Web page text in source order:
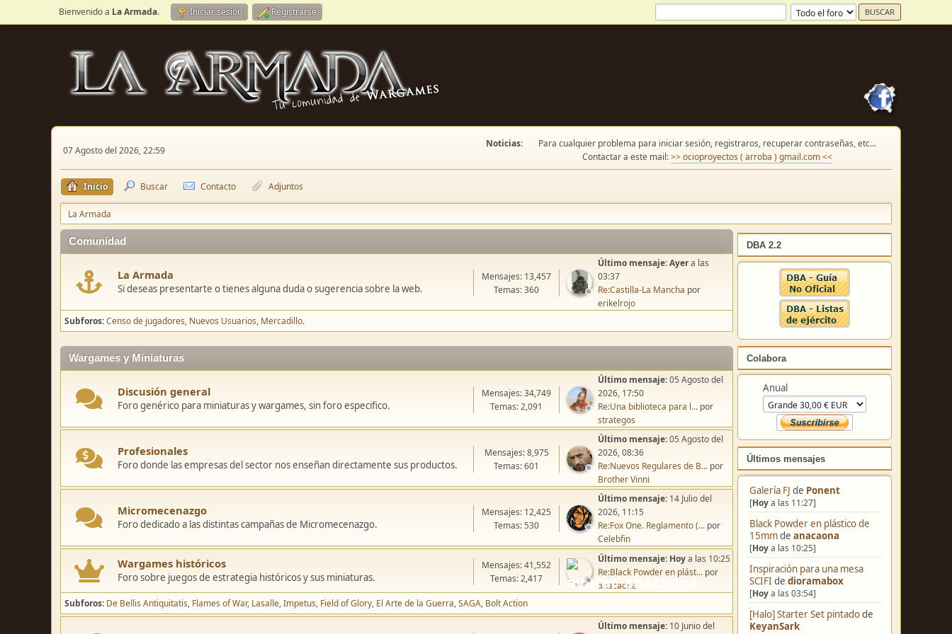
Bienvenido a La Armada. Iniciar sesión Registrarse
07 Agosto del 2026, 22:59
Noticias:
Para cualquier problema para iniciar sesión, registraros, recuperar contraseñas, etc...
Contactar a este mail:>> ocioproyectos ( arroba ) gmail.com <<
Inicio Buscar Contacto Adjuntos
La Armada
DBA 2.2
Colabora
Anual
Últimos mensajes
Galería FJ de Ponent
[Hoya las 11:27]
Black Powder en plástico de
15mmde anacaona
[Hoya las 10:25]
Inspiración para una mesa
SCIFI de dioramabox
[Hoya las 03:54]
[Halo] Starter Set pintadode
KeyanSark
Comunidad
La Armada
Si deseas presentarte o tienes alguna duda o sugerencia sobre la web.
Mensajes: 13,457
Temas: 360
Último mensaje:Ayera las
03:37
Re:Castilla-La Mancha por
erikelrojo
Subforos Censo de jugadores Nuevos Usuarios Mercadillo.
Wargames y Miniaturas
Discusión general
Foro genérico para miniaturas y wargames, sin foro especifico.
Mensajes: 34,749
Temas: 2,091
Último mensaje:05 Agosto del
2026, 17:50
Re:Una biblioteca para l... por
strategos
Profesionales
Foro donde las empresas del sector nos enseñan directamente sus productos.
Mensajes: 8,975
Temas: 601
Último mensaje:05 Agosto del
2026, 08:36
Re:Nuevos Regulares de B... por
Brother Vinni
Micromecenazgo
Foro dedicado a las distintas campañas de Micromecenazgo.
Mensajes: 12,425
Temas: 530
Último mensaje: 14 Julio del
2026, 11:15
Re:Fox One. Reglamento (... por
Celebfin
Wargames históricos
Foro sobre juegos de estrategia históricos y sus miniaturas.
Mensajes: 41,552
Temas: 2,417
Último mensaje: Hoya las 10:25
Re:Black Powder en plást... por
anacaona
Subforos De Bellis Antiquitatis Flames of War Lasalle Impetus Field of Glory El Arte de la Guerra SAGA Bolt Action
Último mensaje: 10 Junio del